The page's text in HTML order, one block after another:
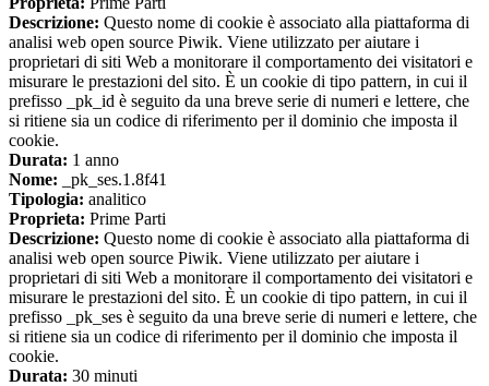
Descrizione: Questo nome di cookie è associato alla piattaforma di
analisi web open source Piwik. Viene utilizzato per aiutare i
proprietari di siti Web a monitorare il comportamento dei visitatori e
misurare le prestazioni del sito. È un cookie di tipo pattern, in cui il
prefisso _pk_id è seguito da una breve serie di numeri e lettere, che
si ritiene sia un codice di riferimento per il dominio che imposta il
cookie.
Durata: 1 anno
Nome: _pk_ses.1.8f41
Tipologia: analitico
Proprieta: Prime Parti
Descrizione: Questo nome di cookie è associato alla piattaforma di
analisi web open source Piwik. Viene utilizzato per aiutare i
proprietari di siti Web a monitorare il comportamento dei visitatori e
misurare le prestazioni del sito. È un cookie di tipo pattern, in cui il
prefisso _pk_ses è seguito da una breve serie di numeri e lettere, che
si ritiene sia un codice di riferimento per il dominio che imposta il
cookie.
Durata: 30 minuti